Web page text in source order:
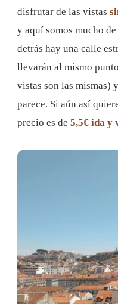
disfrutar de las vistas
y aquí somos mucho
detrás hay una calle
llevarán al mismo
vistas son las mismas)
parece. Si aún así
precio es de 5,5€ ida y